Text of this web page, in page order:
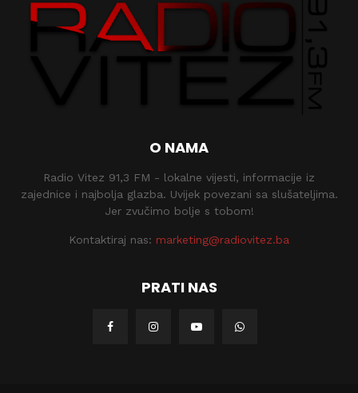
O NAMA
Radio Vitez 91,3 FM - lokalne vijesti, informacije iz
zajednice i najbolja glazba. Uvijek povezani sa slušateljima.
Jer zvučimo bolje s tobom!
Kontaktiraj nas: marketing@radiovitez.ba
PRATI NAS